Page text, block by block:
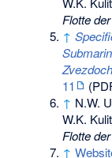
Flotte
↑
11
↑ N.W.
W.K.
Flotte
↑